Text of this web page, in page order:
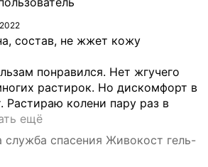
состав, не жжет кожу
понравился. Нет жгучего
растирок. Но дискомфорт в
Растираю колени пару раз в
ещё
спасения Живокост гель-